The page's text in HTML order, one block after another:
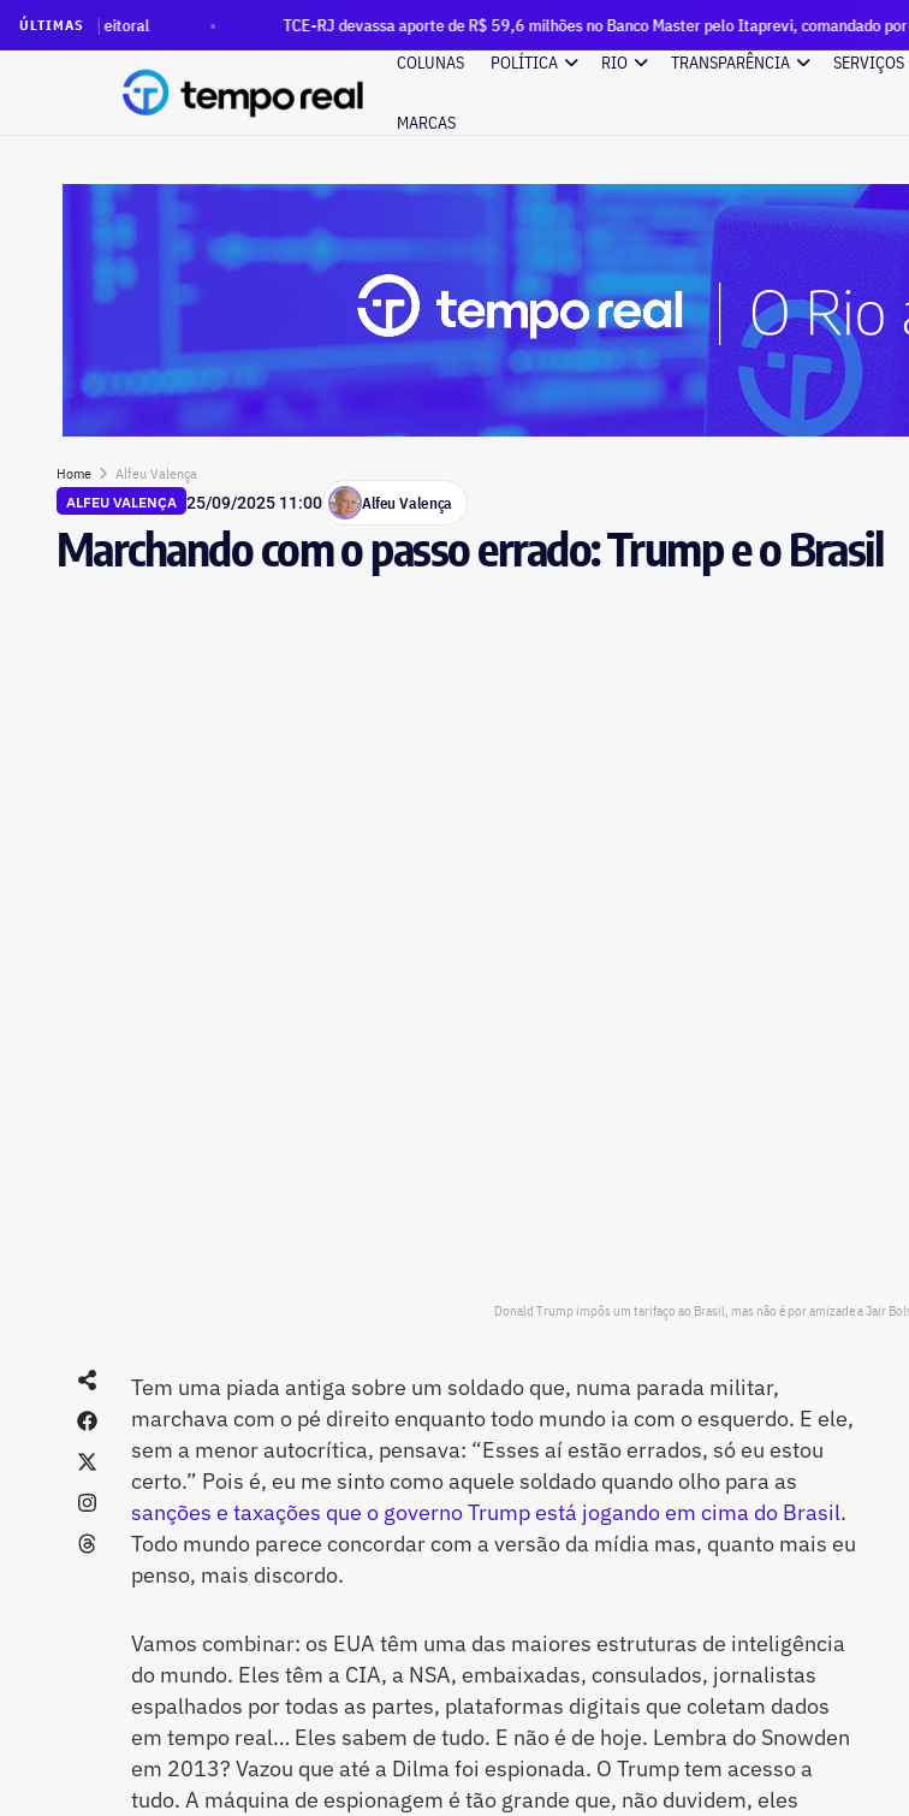
ÚLTIMAS TCE-RJ devassa aporte de R$ 59,6 milhões no Banco Master pelo Itaprevi, comandado por ex-gerente
COLUNAS
POLÍTICA RIO TRANSPARÊNCIA SERVIÇOS
MARCAS
Home
Alfeu Valença
ALFEU VALENÇA 25/09/2025 11:00 Alfeu Valença
Marchando com o passo errado: Trump e o Brasil
Donald Trump impôs um tarifaço ao Brasil, mas não é por amizade a Jair
Tem uma piada antiga sobre um soldado que, numa parada militar,
marchava com o pé direito enquanto todo mundo ia com o esquerdo. E ele,
sem a menor autocrítica, pensava: “Esses aí estão errados, só eu estou
certo.” Pois é, eu me sinto como aquele soldado quando olho para as
sanções e taxações que o governo Trump está jogando em cima do Brasil.
Todo mundo parece concordar com a versão da mídia mas, quanto mais eu
penso, mais discordo.
Vamos combinar: os EUA têm uma das maiores estruturas de inteligência
do mundo. Eles têm a CIA, a NSA, embaixadas, consulados, jornalistas
espalhados por todas as partes, plataformas digitais que coletam dados
em tempo real… Eles sabem de tudo. E não é de hoje. Lembra do Snowden
em 2013? Vazou que até a Dilma foi espionada. O Trump tem acesso a
tudo. A máquina de espionagem é tão grande que, não duvidem, eles